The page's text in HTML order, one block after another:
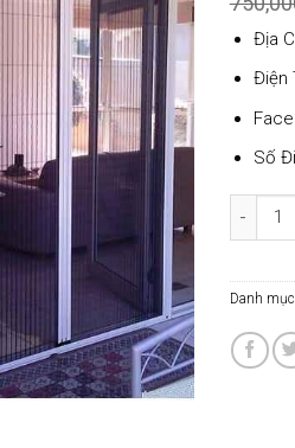
Địa
Điện
Số
Cửa
Danh